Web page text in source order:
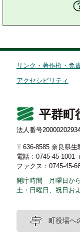
リンク・著作権・免
アクセシビリティ
平群町
法人番号
〒636-8585 奈良県
電話：0745-45-1001
ファクス：0745-45-
開庁時間 月曜日か
土・日曜日、祝日お
町役場へ